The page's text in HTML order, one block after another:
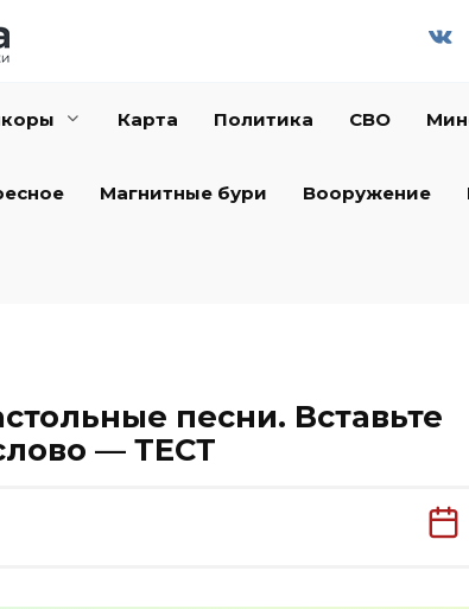
Карта Политика СВО
Магнитные бури Вооружение
песни. Вставьте
— ТЕСТ